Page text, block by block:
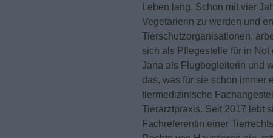
Leben lang. Schon mit vier
Vegetarierin zu werden und
Tierschutzorganisationen,
sich als Pflegestelle für in
Jana als Flugbegleiterin und
das, was für sie schon immer
tiermedizinische
Tierarztpraxis. Seit 2017 lebt
Fachreferentin einer